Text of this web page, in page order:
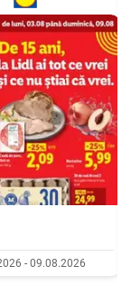
- 09.08.2026